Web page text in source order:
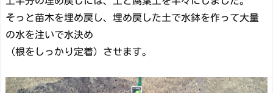
そっと苗木を埋め戻し、埋め戻した土で水鉢を作って大量
の水を注いで水決め
（根をしっかり定着）させます。